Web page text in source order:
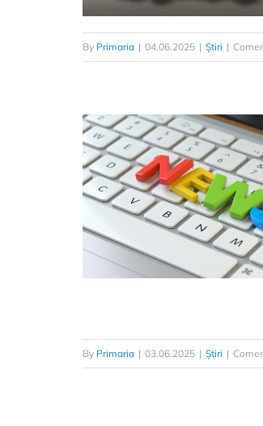
By Primaria | 04.06.2025 | Știri |
By Primaria | 03.06.2025 | Știri |